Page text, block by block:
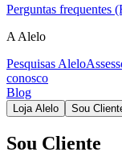
Perguntas frequentes
A Alelo
Pesquisas Alelo
conosco
Blog
Loja Alelo Sou
Sou Cliente